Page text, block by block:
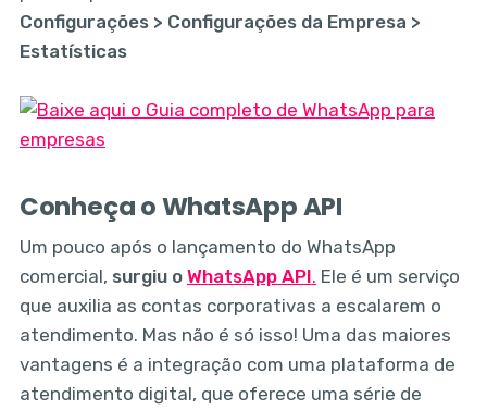
Configurações > Configurações da Empresa >
Estatísticas
Conheça o WhatsApp API
Um pouco após o lançamento do WhatsApp
comercial, surgiu o WhatsApp API. Ele é um serviço
que auxilia as contas corporativas a escalarem o
atendimento. Mas não é só isso! Uma das maiores
vantagens é a integração com uma plataforma de
atendimento digital, que oferece uma série de